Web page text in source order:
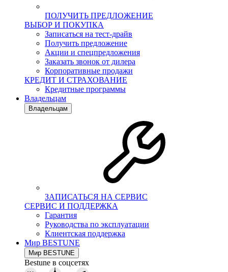
ПОЛУЧИТЬ ПРЕДЛОЖЕНИЕ
ВЫБОР И ПОКУПКА
Записаться на тест-драйв
Получить предложение
Акции и спецпредложения
Заказать звонок от дилера
Корпоративные продажи
КРЕДИТ И СТРАХОВАНИЕ
Кредитные программы
Владельцам
Владельцам
ЗАПИСАТЬСЯ НА СЕРВИС
СЕРВИС И ПОДДЕРЖКА
Гарантия
Руководства по эксплуатации
Клиентская поддержка
Мир BESTUNE
Мир BESTUNE
Bestune в соцсетях